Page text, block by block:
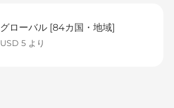
グローバル [84カ国・地域]
USD 5 より